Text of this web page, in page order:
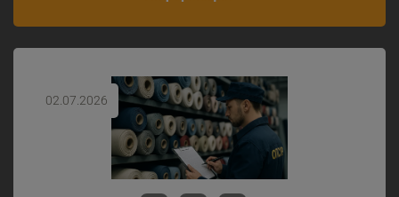
02.07.2026